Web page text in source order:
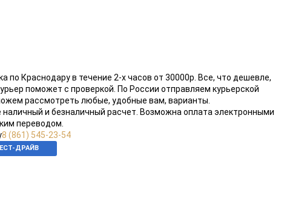
по Краснодару в течение 2-х часов от 30000р. Все, что дешевле,
поможет с проверкой. По России отправляем курьерской
рассмотреть любые, удобные вам, варианты.
наличный и безналичный расчет. Возможна оплата электронными
переводом.
8 (861) 545-23-54
ДРАЙВ